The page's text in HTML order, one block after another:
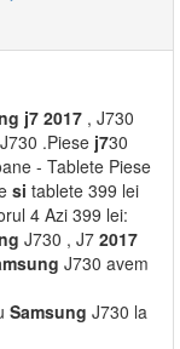
j7 2017 , J730
.Piese j730
- Tablete Piese
si tablete 399 lei
4 Azi 399 lei:
J730 , J7 2017
J730 avem
Samsung J730 la